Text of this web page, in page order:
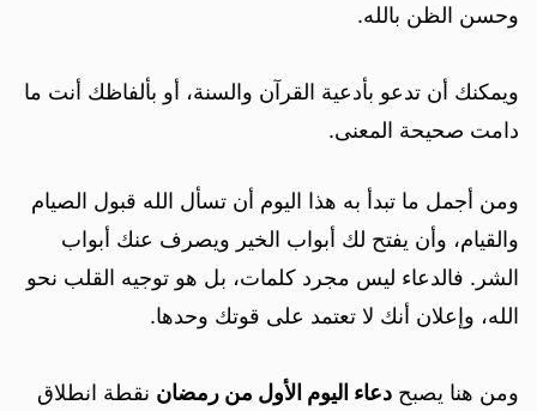
وحسن الظن بالله.
ويمكنك أن تدعو بأدعية القرآن والسنة، أو بألفاظك أنت ما
دامت صحيحة المعنى.
ومن أجمل ما تبدأ به هذا اليوم أن تسأل الله قبول الصيام
والقيام، وأن يفتح لك أبواب الخير ويصرف عنك أبواب
الشر. فالدعاء ليس مجرد كلمات، بل هو توجيه القلب نحو
الله، وإعلان أنك لا تعتمد على قوتك وحدها.
ومن هنا يصبح دعاء اليوم الأول من رمضان نقطة انطلاق